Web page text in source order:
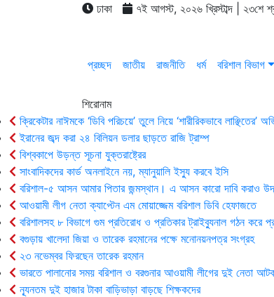
ঢাকা ৭ই আগস্ট, ২০২৬ খ্রিস্টাব্দ | ২৩শে
প্রচ্ছদ জাতীয় রাজনীতি ধর্ম বরিশাল বিভাগ
শিরোনাম
ক্রিকেটার নাঈমকে ‘ডিবি পরিচয়ে’ তুলে নিয়ে ‘শারীরিকভাবে
ইরানের জব্দ করা ২৪ বিলিয়ন ডলার ছাড়তে রাজি ট্রাম্প
বিশ্বকাপে উড়ন্ত সূচনা যুক্তরাষ্ট্রের
সাংবাদিকদের কার্ড অনলাইনে নয়, ম্যানুয়ালি ইস্যু করবে ইসি
বরিশাল-৫ আসন আমার পিতার জন্মস্থান। এ আসন কারো দাবি করাও
আওয়ামী লীগ নেতা ক্যাপ্টেন এম মোয়াজ্জেম বরিশাল ডিবি হেফাজতে
বরিশালসহ ৮ বিভাগে গুম প্রতিরোধ ও প্রতিকার ট্রাইব্যুনাল গঠন করে
বগুড়ায় খালেদা জিয়া ও তারেক রহমানের পক্ষে মনোনয়নপত্র সংগ্রহ
২৩ নভেম্বর ফিরছেন তারেক রহমান
ভারতে পালানোর সময় ব‌রিশাল ও বরগুনার আওয়ামী লীগের দুই নেতা
ন্যূনতম দুই হাজার টাকা বাড়িভাড়া বাড়ছে শিক্ষকদের